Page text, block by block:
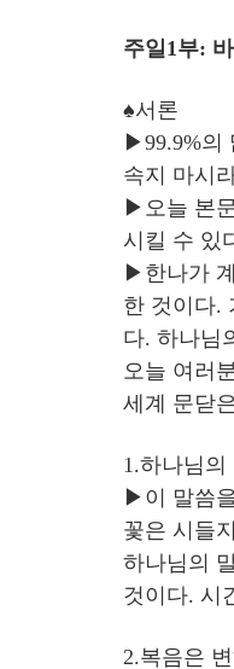
주일1부:
♠서론
▶99.9%의
속지 마시
▶오늘 본
시킬 수 있
▶한나가
한 것이다.
다. 하나님
오늘 여러
세계 문닫
1.하나님
▶이 말씀
꽃은 시들
하나님의
것이다. 시
2.복음은